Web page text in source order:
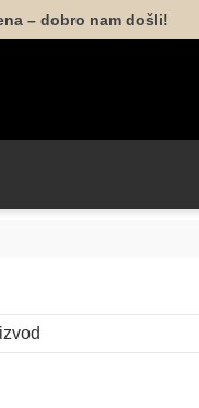
– dobro nam došli!